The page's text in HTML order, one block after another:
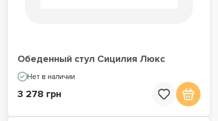
Обеденный стул Сицилия Люкс
Нет в наличии
3 278 грн